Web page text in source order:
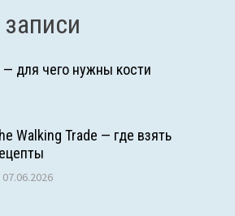
— для чего нужны кости
Walking Trade — где взять
07.06.2026